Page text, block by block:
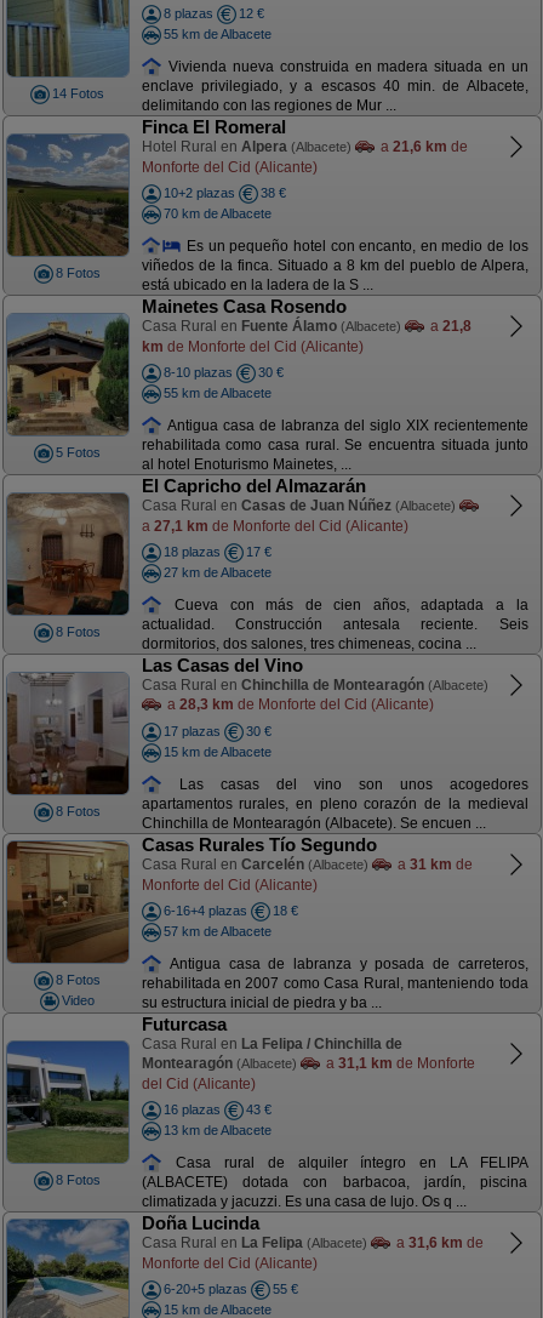
14 Fotos
8 plazas
12 €
55 km de Albacete
Vivienda nueva construida en madera situada en un
enclave privilegiado, y a escasos 40 min. de Albacete,
delimitando con las regiones de Mur ...
8 Fotos
Finca El Romeral
Hotel Rural en Alpera (Albacete) a 21,6 km de
Monforte del Cid (Alicante)
10+2 plazas
38 €
70 km de Albacete
Es un pequeño hotel con encanto, en medio de los
viñedos de la finca. Situado a 8 km del pueblo de Alpera,
está ubicado en la ladera de la S ...
5 Fotos
Mainetes Casa Rosendo
Casa Rural en Fuente Álamo (Albacete) a 21,8
km de Monforte del Cid (Alicante)
8-10 plazas
30 €
55 km de Albacete
Antigua casa de labranza del siglo XIX recientemente
rehabilitada como casa rural. Se encuentra situada junto
al hotel Enoturismo Mainetes, ...
8 Fotos
El Capricho del Almazarán
Casa Rural en Casas de Juan Núñez (Albacete)
a 27,1 km de Monforte del Cid (Alicante)
18 plazas
17 €
27 km de Albacete
Cueva con más de cien años, adaptada a la
actualidad. Construcción antesala reciente. Seis
dormitorios, dos salones, tres chimeneas, cocina ...
8 Fotos
Las Casas del Vino
Casa Rural en Chinchilla de Montearagón (Albacete)
a 28,3 km de Monforte del Cid (Alicante)
17 plazas
30 €
15 km de Albacete
Las casas del vino son unos acogedores
apartamentos rurales, en pleno corazón de la medieval
Chinchilla de Montearagón (Albacete). Se encuen ...
8 Fotos
Video
Casas Rurales Tío Segundo
Casa Rural en Carcelén (Albacete) a 31 km de
Monforte del Cid (Alicante)
6-16+4 plazas
18 €
57 km de Albacete
Antigua casa de labranza y posada de carreteros,
rehabilitada en 2007 como Casa Rural, manteniendo toda
su estructura inicial de piedra y ba ...
8 Fotos
Futurcasa
Casa Rural en La Felipa / Chinchilla de
Montearagón (Albacete) a 31,1 km de Monforte
del Cid (Alicante)
16 plazas
43 €
13 km de Albacete
Casa rural de alquiler íntegro en LA FELIPA
(ALBACETE) dotada con barbacoa, jardín, piscina
climatizada y jacuzzi. Es una casa de lujo. Os q ...
Doña Lucinda
Casa Rural en La Felipa (Albacete) a 31,6 km de
Monforte del Cid (Alicante)
6-20+5 plazas
55 €
15 km de Albacete